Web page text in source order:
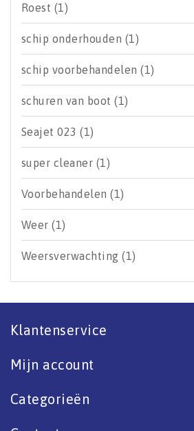
Roest (1)
schip onderhouden (1)
schip voorbehandelen(1)
schuren van boot(1)
Seajet 023(1)
super cleaner (1)
Voorbehandelen(1)
Weer(1)
Weersverwachting(1)
Klantenservice
Mijn account
Categorieën